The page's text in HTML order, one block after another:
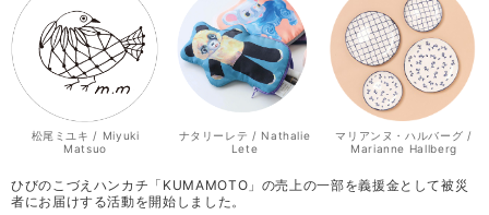
松尾ミユキ / Miyuki
Matsuo
ナタリーレテ / Nathalie
Lete
マリアンヌ・ハルバーグ /
Marianne Hallberg
ひびのこづえハンカチ「KUMAMOTO」の売上の一部を義援金として被災
者にお届けする活動を開始しました。